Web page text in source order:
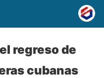
regreso de
cubanas